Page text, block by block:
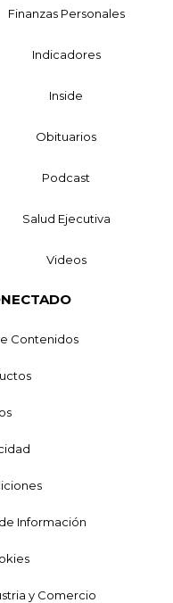
Finanzas Personales
Indicadores
Inside
Obituarios
Podcast
Salud Ejecutiva
Videos
Contenidos
Información
y Comercio